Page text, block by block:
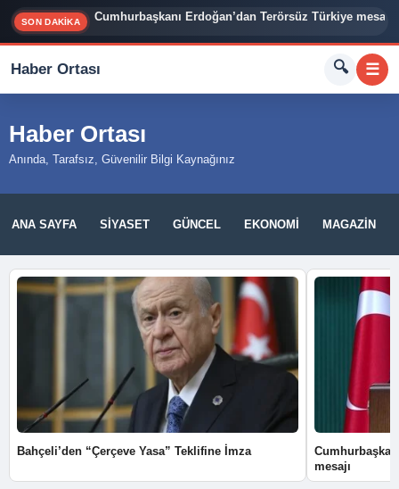
SON DAKİKA Cumhurbaşkanı Erdoğan’dan Terörsüz Türkiye mesajı
Haber Ortası 🔍 ☰
Haber Ortası
Anında, Tarafsız, Güvenilir Bilgi Kaynağınız
ANA SAYFA SIYASET GÜNCEL EKONOMI MAGAZIN
Bahçeli’den “Çerçeve Yasa” Teklifine İmza
mesajı